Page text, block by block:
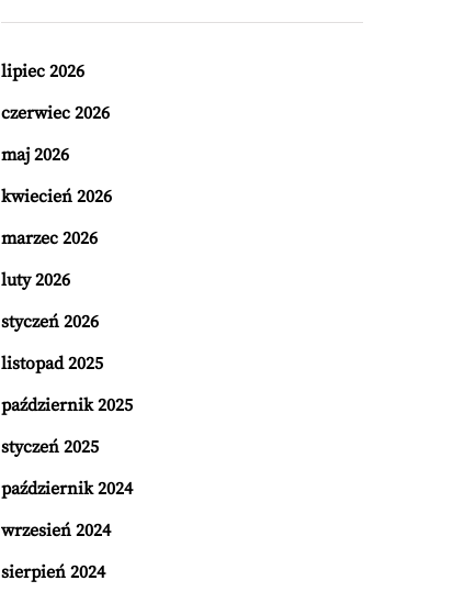
lipiec 2026
czerwiec 2026
maj 2026
kwiecień 2026
marzec 2026
luty 2026
styczeń 2026
listopad 2025
październik 2025
styczeń 2025
październik 2024
wrzesień 2024
sierpień 2024